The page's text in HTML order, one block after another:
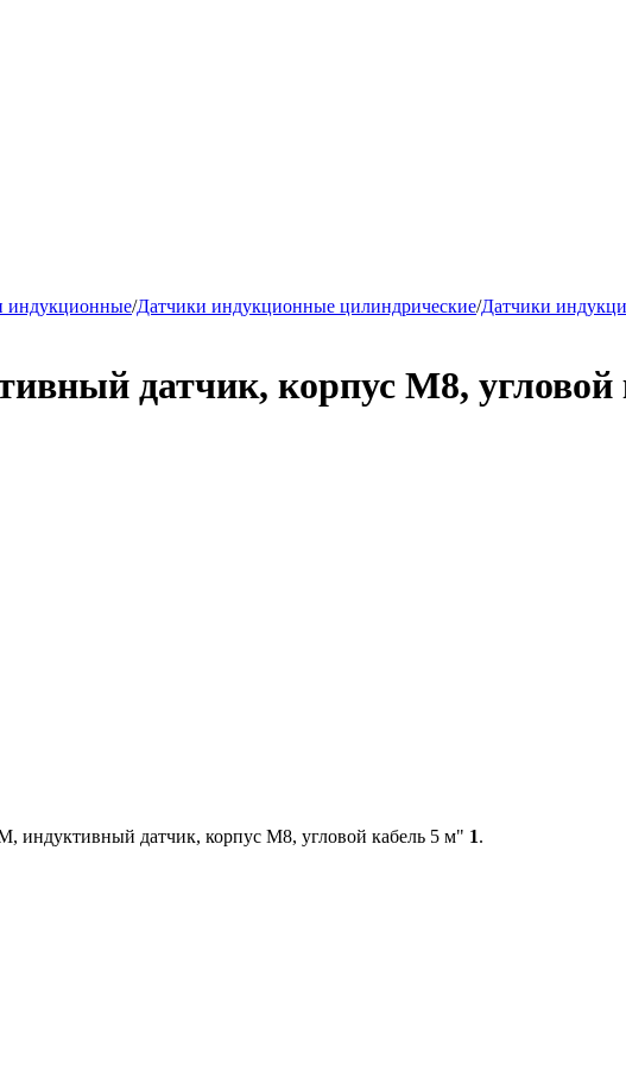
индукционные/Датчики индукционные цилиндрические/Датчики
датчик, корпус М8, угловой
индуктивный датчик, корпус М8, угловой кабель 5 м" 1.